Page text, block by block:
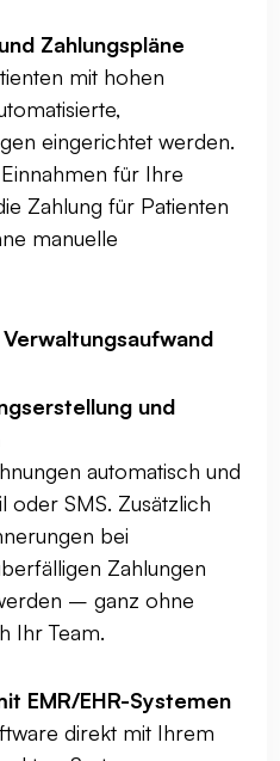
Zahlungspläne
mit hohen
eingerichtet werden.
für Ihre
Zahlung für Patienten
manuelle
und
automatisch und
oder SMS. Zusätzlich
bei
Zahlungen
– ganz ohne
Ihr Team.
EMR/EHR-Systemen
direkt mit Ihrem